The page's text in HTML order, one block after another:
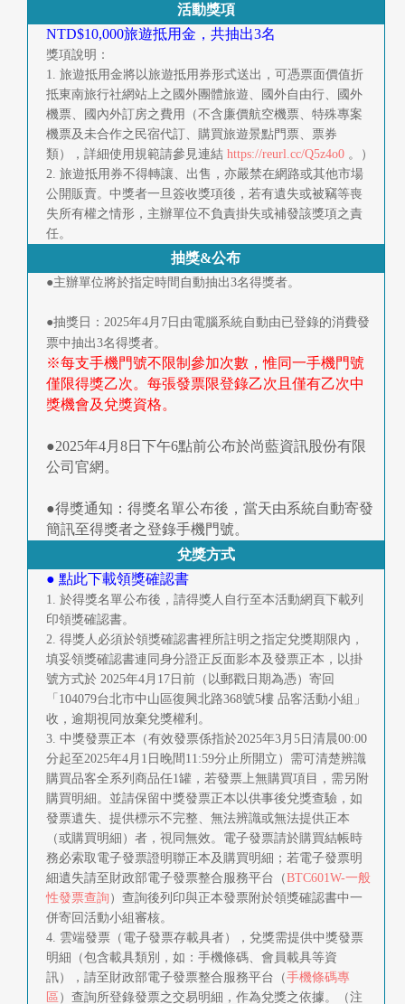
活動獎項
NTD$10,000旅遊抵用金，共抽出3名
獎項說明：
1. 旅遊抵用金將以旅遊抵用券形式送出，可憑票面價值折
抵東南旅行社網站上之國外團體旅遊、國外自由行、國外
機票、國內外訂房之費用（不含廉價航空機票、特殊專案
機票及未合作之民宿代訂、購買旅遊景點門票、票券
類），詳細使用規範請參見連結 https://reurl.cc/Q5z4o0 。）
2. 旅遊抵用券不得轉讓、出售，亦嚴禁在網路或其他市場
公開販賣。中獎者一旦簽收獎項後，若有遺失或被竊等喪
失所有權之情形，主辦單位不負責掛失或補發該獎項之責
任。
抽獎&公布
●主辦單位將於指定時間自動抽出3名得獎者。
●抽獎日：2025年4月7日由電腦系統自動由已登錄的消費發
票中抽出3名得獎者。
※每支手機門號不限制參加次數，惟同一手機門號
僅限得獎乙次。每張發票限登錄乙次且僅有乙次中
獎機會及兌獎資格。
●2025年4月8日下午6點前公布於尚藍資訊股份有限
公司官網。
●得獎通知：得獎名單公布後，當天由系統自動寄發
簡訊至得獎者之登錄手機門號。
兌獎方式
● 點此下載領獎確認書
1. 於得獎名單公布後，請得獎人自行至本活動網頁下載列
印領獎確認書。
2. 得獎人必須於領獎確認書裡所註明之指定兌獎期限內，
填妥領獎確認書連同身分證正反面影本及發票正本，以掛
號方式於 2025年4月17日前（以郵戳日期為憑）寄回
「104079台北市中山區復興北路368號5樓 品客活動小組」
收，逾期視同放棄兌獎權利。
3. 中獎發票正本（有效發票係指於2025年3月5日清晨00:00
分起至2025年4月1日晚間11:59分止所開立）需可清楚辨識
購買品客全系列商品任1罐，若發票上無購買項目，需另附
購買明細。並請保留中獎發票正本以供事後兌獎查驗，如
發票遺失、提供標示不完整、無法辨識或無法提供正本
（或購買明細）者，視同無效。電子發票請於購買結帳時
務必索取電子發票證明聯正本及購買明細；若電子發票明
細遺失請至財政部電子發票整合服務平台（BTC601W-一般
性發票查詢 ）查詢後列印與正本發票附於領獎確認書中一
併寄回活動小組審核。
4. 雲端發票（電子發票存載具者），兌獎需提供中獎發票
明細（包含載具類別，如：手機條碼、會員載具等資
訊），請至財政部電子發票整合服務平台（手機條碼專
區 ）查詢所登錄發票之交易明細，作為兌獎之依據。（注